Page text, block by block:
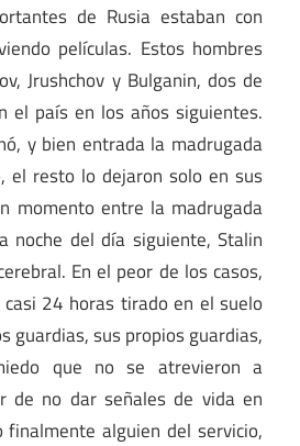
de Rusia estaban con
películas. Estos hombres
Jrushchov y Bulganin, dos de
el país en los años siguientes.
y bien entrada la madrugada
el resto lo dejaron solo en sus
momento entre la madrugada
noche del día siguiente, Stalin
En el peor de los casos,
24 horas tirado en el suelo
guardias, sus propios guardias,
que no se atrevieron a
de no dar señales de vida en
finalmente alguien del servicio,